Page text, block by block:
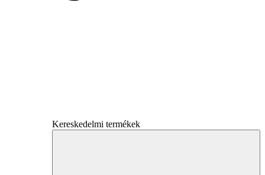
Kereskedelmi termékek